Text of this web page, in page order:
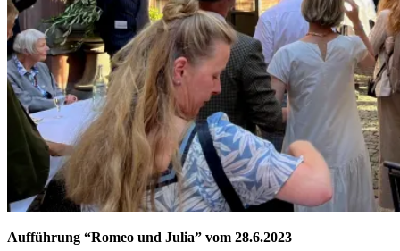
Aufführung “Romeo und Julia” vom 28.6.2023